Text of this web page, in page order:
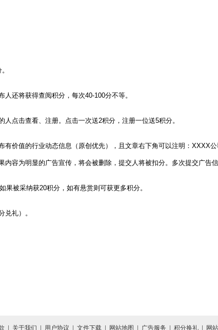
还将获得查阅积分，每次40-100分不等。
点击查看、注册。点击一次送2积分，注册一位送5积分。
有价值的行业动态信息（原创优先），且文章右下角可以注明：XXXX
容为明显的广告宣传，将会被删除，提交人将被扣分。多次提交广告
果被采纳获20积分，如有悬赏则可获更多积分。
兑礼）。
关于我们 用户协议 文件下载 网站地图 广告服务 积分换礼 网